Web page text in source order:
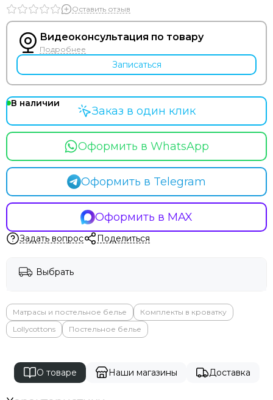
Оставить отзыв
Видеоконсультация по товару
Подробнее
Записаться
В наличии
Оформить в WhatsApp
Оформить в Telegram
Оформить в MAX
Заказ в один клик
Задать вопрос Поделиться
Выбрать
Матрасы и постельное белье
Комплекты в кроватку
Lollycottons
Постельное белье
О товаре Наши магазины Доставка